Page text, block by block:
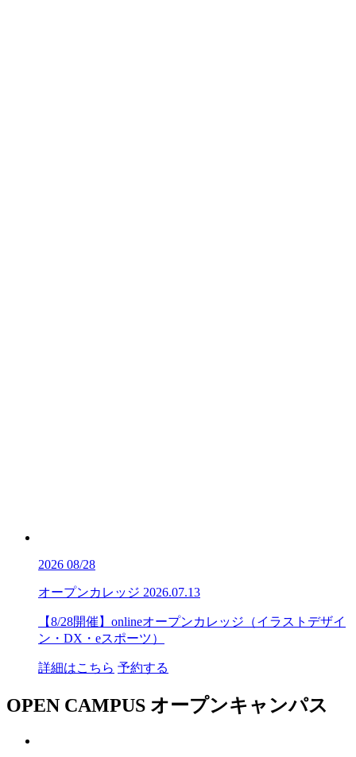
2026 08/28
オープンカレッジ 2026.07.13
【8/28開催】onlineオープンカレッジ（イラストデザイ
ン・DX・eスポーツ）
詳細はこちら 予約する
OPEN CAMPUS オープンキャンパス